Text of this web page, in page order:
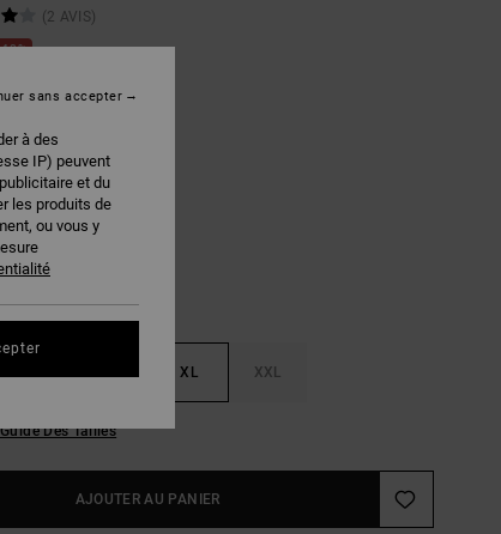
(2 AVIS)
40%
Green Paisley
XL XXL
Des Tailles
AJOUTER AU PANIER
à des
IP) peuvent
et du
les produits de
ou vous y
sans accepter